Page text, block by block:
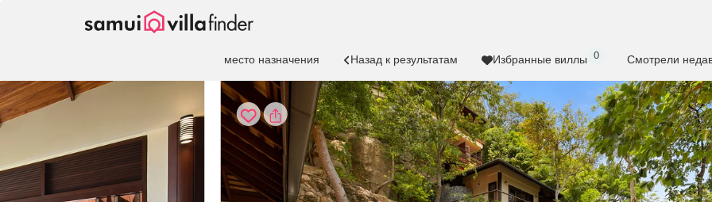
место назначения Назад к результатам Избранные виллы 0 Смотрели
Панель управления cookies